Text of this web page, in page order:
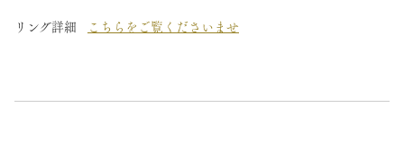
リング詳細 こちらをご覧くださいませ